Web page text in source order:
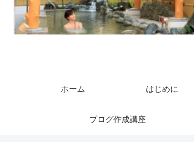
ホーム はじめに
ブログ作成講座